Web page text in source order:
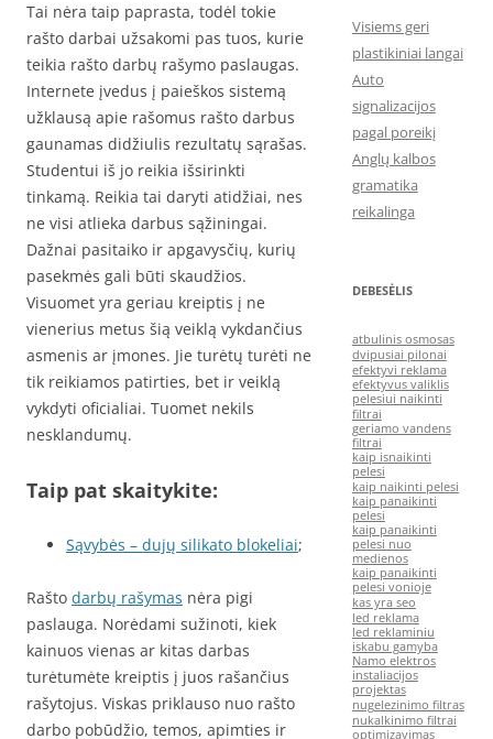
Tai nėra taip paprasta, todėl tokie
rašto darbai užsakomi pas tuos, kurie
teikia rašto darbų rašymo paslaugas.
Internete įvedus į paieškos sistemą
užklausą apie rašomus rašto darbus
gaunamas didžiulis rezultatų sąrašas.
Studentui iš jo reikia išsirinkti
tinkamą. Reikia tai daryti atidžiai, nes
ne visi atlieka darbus sąžiningai.
Dažnai pasitaiko ir apgavysčių, kurių
pasekmės gali būti skaudžios.
Visuomet yra geriau kreiptis į ne
vienerius metus šią veiklą vykdančius
asmenis ar įmones. Jie turėtų turėti ne
tik reikiamos patirties, bet ir veiklą
vykdyti oficialiai. Tuomet nekils
nesklandumų.
Taip pat skaitykite:
Sąvybės – dujų silikato blokeliai;
Rašto darbų rašymas nėra pigi
paslauga. Norėdami sužinoti, kiek
kainuos vienas ar kitas darbas
turėtumėte kreiptis į juos rašančius
rašytojus. Viskas priklauso nuo rašto
darbo pobūdžio, temos, apimties ir
Visiems geri
plastikiniai langai
Auto
signalizacijos
pagal poreikį
Anglų kalbos
gramatika
reikalinga
DEBESĖLIS
atbulinis osmosas
dvipusiai pilonai
efektyvi reklama
efektyvus valiklis
pelesiui naikinti
filtrai
geriamo vandens
filtrai
kaip isnaikinti
pelesi
kaip naikinti pelesi
kaip panaikinti
pelesi
kaip panaikinti
pelesi nuo
medienos
kaip panaikinti
pelesi vonioje
kas yra seo
led reklama
led reklaminiu
iskabu gamyba
Namo elektros
instaliacijos
projektas
nugelezinimo filtras
nukalkinimo filtrai
optimizavimas